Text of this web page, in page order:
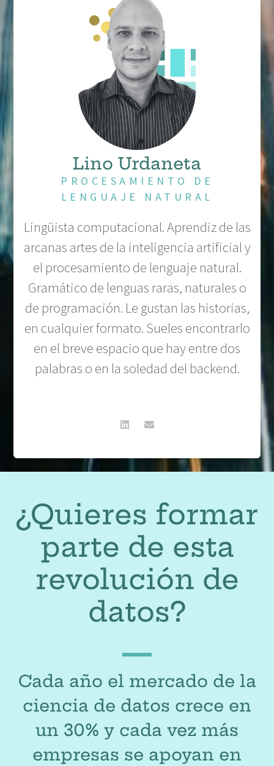
Lino Urdaneta
PROCESAMIENTO DE
LENGUAJE NATURAL
Lingüista computacional. Aprendiz de las
arcanas artes de la inteligencia artificial y
el procesamiento de lenguaje natural.
Gramático de lenguas raras, naturales o
de programación. Le gustan las historias,
en cualquier formato. Sueles encontrarlo
en el breve espacio que hay entre dos
palabras o en la soledad del backend.
¿Quieres formar
parte de esta
revolución de
datos?
Cada año el mercado de la
ciencia de datos crece en
un 30% y cada vez más
empresas se apoyan en